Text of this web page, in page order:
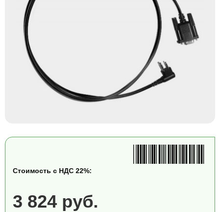
Стоимость с НДС 22%:
3 824 руб.